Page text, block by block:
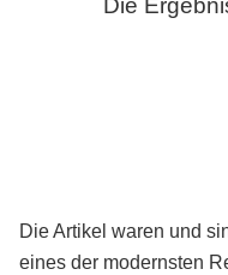
Die
Die Artikel waren und
eines der modernsten